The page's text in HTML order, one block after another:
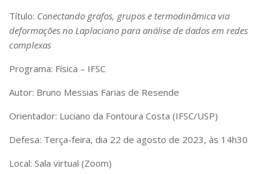
Linhas de Pesquisa
Centros, Núcleos e Projetos em Rede
Pós-doutorado
Iniciação Científica
Transferência de Tecnologia
Empresas Juniores
Artes, Cultura e Esportes
Serviços
Título: Conectando grafos, grupos e termodinâmica via
deformações no Laplaciano para análise de dados em redes
complexas
Programa: Física – IFSC
Autor: Bruno Messias Farias de Resende
Orientador: Luciano da Fontoura Costa (IFSC/USP)
Defesa: Terça-feira, dia 22 de agosto de 2023, às 14h30
Local: Sala virtual (Zoom)